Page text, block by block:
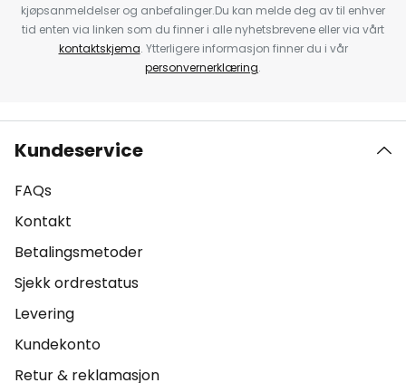
kjøpsanmeldelser og anbefalinger.Du kan melde deg av til enhver
tid enten via linken som du finner i alle nyhetsbrevene eller via vårt
kontaktskjema. Ytterligere informasjon finner du i vår
personvernerklæring.
Kundeservice
FAQs
Kontakt
Betalingsmetoder
Sjekk ordrestatus
Levering
Kundekonto
Retur & reklamasjon